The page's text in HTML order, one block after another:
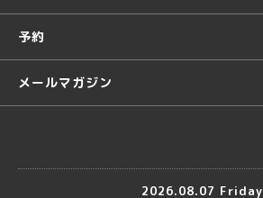
予約
メールマガジン
2026.08.07 Friday